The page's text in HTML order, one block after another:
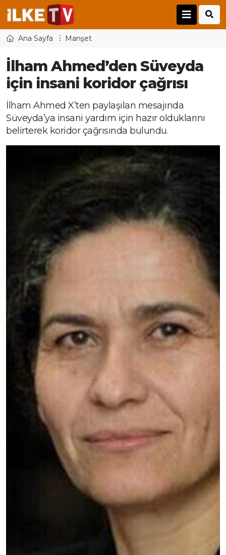
Ana Sayfa Manşet
İlham Ahmed’den Süveyda
için insani koridor çağrısı
İlham Ahmed X’ten paylaşılan mesajında
Süveyda’ya insani yardım için hazır olduklarını
belirterek koridor çağrısında bulundu.